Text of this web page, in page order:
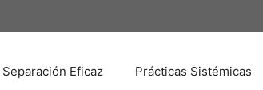
Separación Eficaz Prácticas Sistémicas